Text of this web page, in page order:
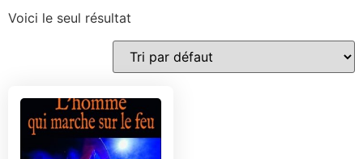
Voici le seul résultat